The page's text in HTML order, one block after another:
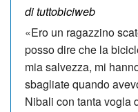
di tuttobiciweb
«Ero un ragazzino
posso dire che la
mia salvezza, mi
sbagliate quando
Nibali con tanta vogla